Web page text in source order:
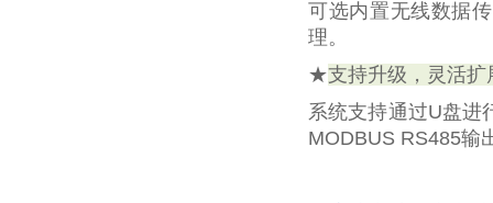
可选内置无线数据
理。
★支持升级，灵活扩
系统支持通过U盘进
MODBUS RS485输